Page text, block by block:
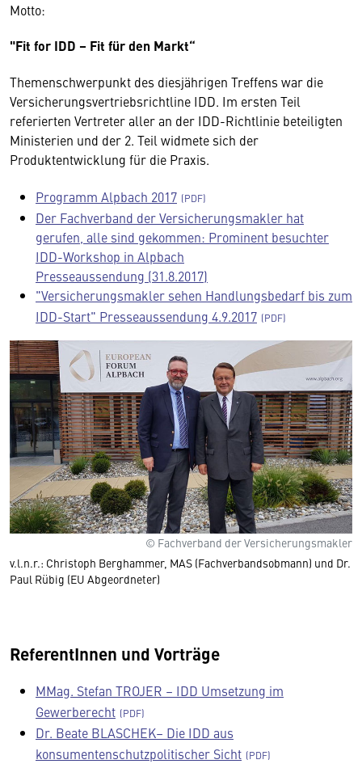
Motto:
"Fit for IDD – Fit für den Markt“
Themenschwerpunkt des diesjährigen Treffens war die
Versicherungsvertriebsrichtline IDD. Im ersten Teil
referierten Vertreter aller an der IDD-Richtlinie beteiligten
Ministerien und der 2. Teil widmete sich der
Produktentwicklung für die Praxis.
Programm Alpbach 2017
Der Fachverband der Versicherungsmakler hat
gerufen, alle sind gekommen: Prominent besuchter
IDD-Workshop in Alpbach
Presseaussendung (31.8.2017)
"Versicherungsmakler sehen Handlungsbedarf bis zum
IDD-Start" Presseaussendung 4.9.2017
© Fachverband der Versicherungsmakler
v.l.n.r.: Christoph Berghammer, MAS (Fachverbandsobmann) und Dr.
Paul Rübig (EU Abgeordneter)
ReferentInnen und Vorträge
MMag. Stefan TROJER – IDD Umsetzung im
Gewerberecht
Dr. Beate BLASCHEK– Die IDD aus
konsumentenschutzpolitischer Sicht